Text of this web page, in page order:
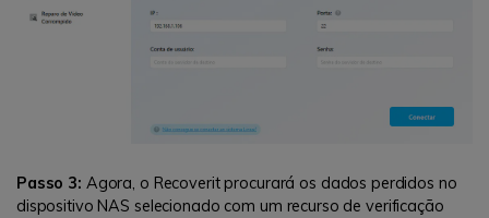
Passo 3: Agora, o Recoverit procurará os dados perdidos no
dispositivo NAS selecionado com um recurso de verificação